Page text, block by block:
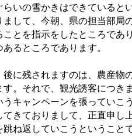
らいの雪かきはできていると
まして、今朝、県の担当部局
ことを指示をしたところであ
あるところであります。
に残されますのは、農産物
す。それで、観光誘客につき
うキャンペーンを張っていこ
てきておりまして、正直申し
跳ね返していこうということ